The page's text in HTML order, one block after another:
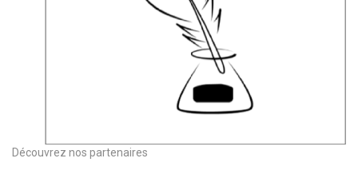
Découvrez nos partenaires